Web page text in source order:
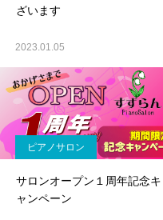
ざいます
2023.01.05
ピアノサロン
サロンオープン１周年記念キ
ャンペーン